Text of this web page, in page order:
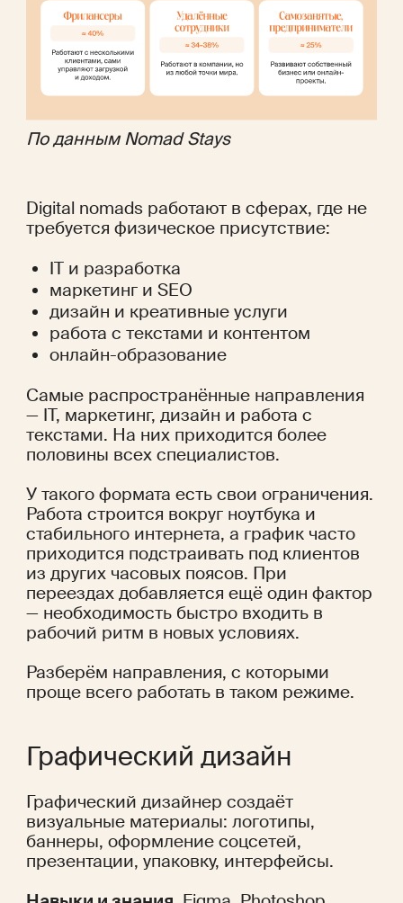
По данным Nomad Stays
Digital nomads работают в сферах, где не
требуется физическое присутствие:
IT и разработка
маркетинг и SEO
дизайн и креативные услуги
работа с текстами и контентом
онлайн-образование
Самые распространённые направления
— IT, маркетинг, дизайн и работа с
текстами. На них приходится более
половины всех специалистов.
У такого формата есть свои ограничения.
Работа строится вокруг ноутбука и
стабильного интернета, а график часто
приходится подстраивать под клиентов
из других часовых поясов. При
переездах добавляется ещё один фактор
— необходимость быстро входить в
рабочий ритм в новых условиях.
Разберём направления, с которыми
проще всего работать в таком режиме.
Графический дизайн
Графический дизайнер создаёт
визуальные материалы: логотипы,
баннеры, оформление соцсетей,
презентации, упаковку, интерфейсы.